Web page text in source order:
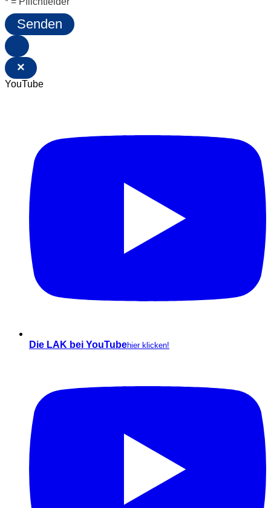
Senden
×
YouTube
Die LAK bei YouTubehier klicken!